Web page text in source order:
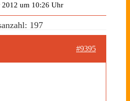
2012 um 10:26 Uhr
197
#9395